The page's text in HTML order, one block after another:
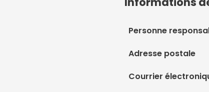
Personne
Adresse postale
Courrier